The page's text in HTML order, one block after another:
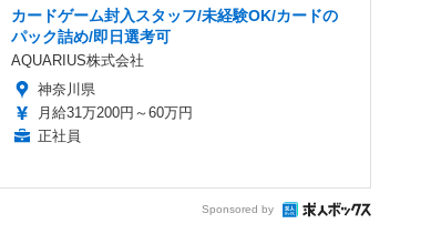
カードゲーム封入スタッフ/未経験OK/カードの
パック詰め/即日選考可
AQUARIUS株式会社
神奈川県
月給31万200円～60万円
正社員
Sponsored by